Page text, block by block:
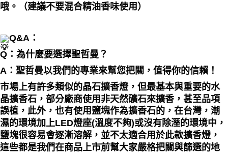
哦。（建議不要混合精油香味使用）
Q&A：
Q：為什麼要選擇聖哲曼？
A：聖哲曼以我們的專業來幫您把關，值得你的信賴！
市場上有許多類似的晶石擴香燈，但最基本與重要的水
晶擴香石，部分廠商使用非天然礦石來擴香，甚至品項
誤植，此外，也有使用鹽塊作為擴香石的，在台灣，潮
濕的環境加上LED燈座(溫度不夠)或沒有除溼的環境中，
鹽塊很容易會逐漸溶解，並不太適合用於此款擴香燈，
這些都是我們在商品上市前幫大家嚴格把關與篩選的地